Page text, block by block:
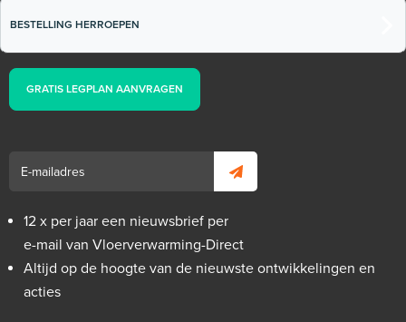
BESTELLING HERROEPEN
GRATIS LEGPLAN AANVRAGEN
12 x per jaar een nieuwsbrief per
e-mail van Vloerverwarming-Direct
Altijd op de hoogte van de nieuwste ontwikkelingen en
acties